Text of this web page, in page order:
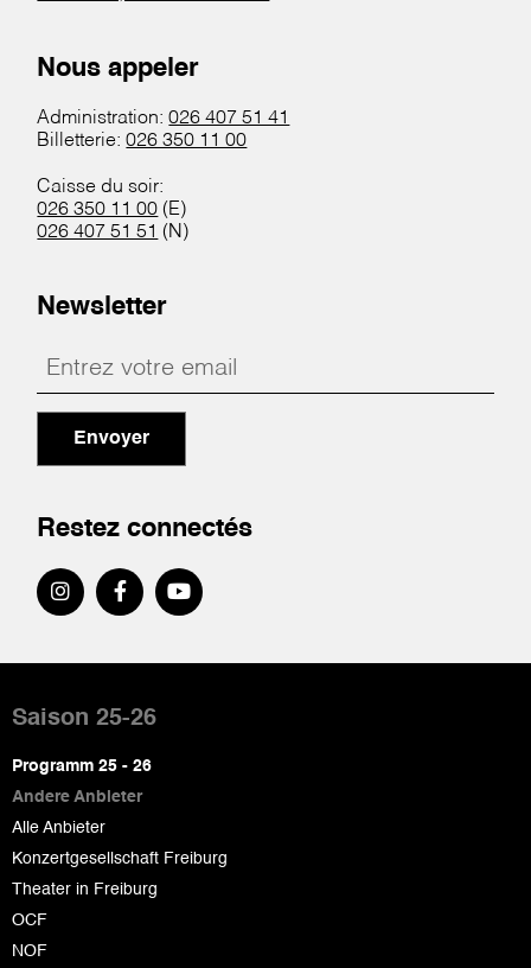
Nous appeler
Administration:026 407 51 41
Billetterie:026 350 11 00
Caisse du soir:
026 350 11 00 (E)
026 407 51 51 (N)
Newsletter
Envoyer
Restez connectés
de
page
Saison 25-26
Programm 25 - 26
Andere Anbieter
Alle Anbieter
Konzertgesellschaft Freiburg
Theater in Freiburg
OCF
NOF